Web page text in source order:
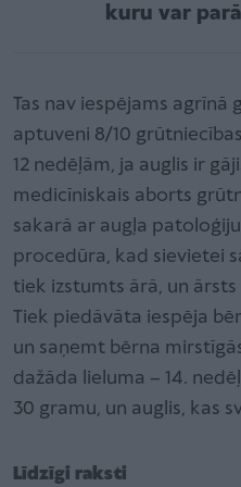
kuru var
Tas nav iespējams agrīnā
aptuveni 8/10
12 nedēļām, ja auglis ir
medicīniskais aborts
sakarā ar augļa
procedūra, kad sievietei
tiek izstumts ārā, un
Tiek piedāvāta iespēja
un saņemt bērna
dažāda lieluma – 14.
30 gramu, un auglis, kas
Līdzīgi raksti